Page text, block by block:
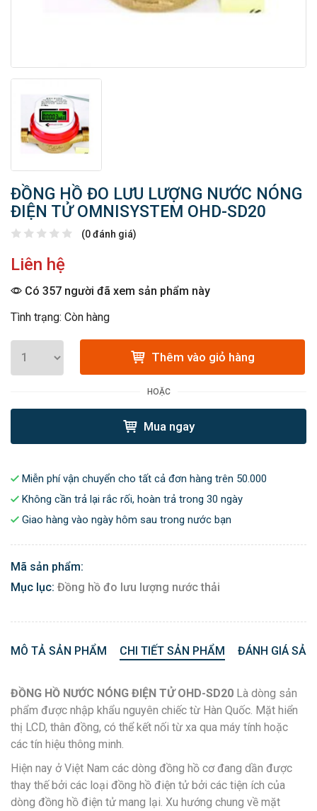
ĐỒNG HỒ ĐO LƯU LƯỢNG NƯỚC NÓNG
ĐIỆN TỬ OMNISYSTEM OHD-SD20
(0 đánh giá)
Liên hệ
Có 357 người đã xem sản phẩm này
Tình trạng: Còn hàng
Thêm vào giỏ hàng
HOẶC
Mua ngay
Miễn phí vận chuyển cho tất cả đơn hàng trên 50.000
Không cần trả lại rắc rối, hoàn trả trong 30 ngày
Giao hàng vào ngày hôm sau trong nước bạn
Mã sản phẩm:
Mục lục: Đồng hồ đo lưu lượng nước thải
MÔ TẢ SẢN PHẨM CHI TIẾT SẢN PHẨM ĐÁNH GIÁ
ĐỒNG HỒ NƯỚC NÓNG ĐIỆN TỬ OHD-SD20 Là dòng sản
phẩm được nhập khẩu nguyên chiếc từ Hàn Quốc. Mặt hiển
thị LCD, thân đồng, có thể kết nối từ xa qua máy tính hoặc
các tín hiệu thông minh.
Hiện nay ở Việt Nam các dòng đồng hồ cơ đang dần được
thay thế bởi các loại đồng hồ điện tử bởi các tiện ích của
dòng đồng hồ điện tử mang lại. Xu hướng chung về mặt